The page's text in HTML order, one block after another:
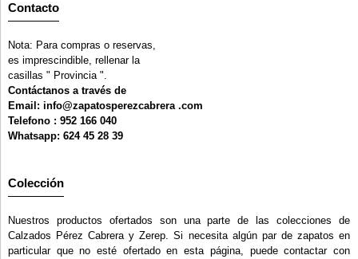
Contacto
Nota: Para compras o reservas,
es imprescindible, rellenar la
casillas " Provincia ".
Contáctanos a través de
Email: info@zapatosperezcabrera .com
Telefono : 952 166 040
Whatsapp: 624 45 28 39
Colección
Nuestros productos ofertados son una parte de las colecciones de
Calzados Pérez Cabrera y Zerep. Si necesita algún par de zapatos en
particular que no esté ofertado en esta página, puede contactar con